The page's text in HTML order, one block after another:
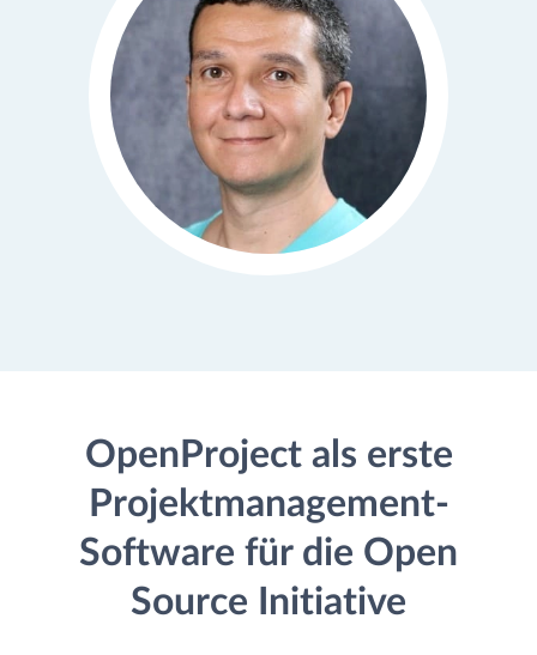
OpenProject als erste
Projektmanagement-
Software für die Open
Source Initiative